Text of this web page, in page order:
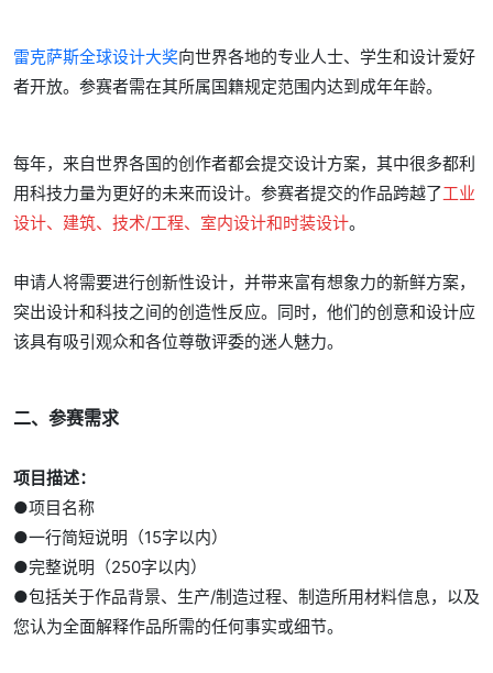
雷克萨斯全球设计大奖向世界各地的专业人士、学生和设计爱好
者开放。参赛者需在其所属国籍规定范围内达到成年年龄。
每年，来自世界各国的创作者都会提交设计方案，其中很多都利
用科技力量为更好的未来而设计。参赛者提交的作品跨越了工业
设计、建筑、技术/工程、室内设计和时装设计。
申请人将需要进行创新性设计，并带来富有想象力的新鲜方案，
突出设计和科技之间的创造性反应。同时，他们的创意和设计应
该具有吸引观众和各位尊敬评委的迷人魅力。
二、参赛需求
项目描述：
●项目名称
●一行简短说明（15字以内）
●完整说明（250字以内）
●包括关于作品背景、生产/制造过程、制造所用材料信息，以及
您认为全面解释作品所需的任何事实或细节。